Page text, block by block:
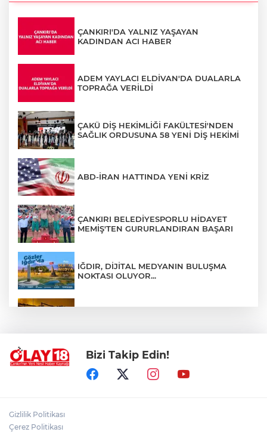
ÇANKIRI'DA YALNIZ YAŞAYAN
KADINDAN ACI HABER
ADEM YAYLACI ELDİVAN'DA DUALARLA
TOPRAĞA VERİLDİ
ÇAKÜ DİŞ HEKİMLİĞİ FAKÜLTESİ'NDEN
SAĞLIK ORDUSUNA 58 YENİ DİŞ HEKİMİ
ABD-İRAN HATTINDA YENİ KRİZ
ÇANKIRI BELEDİYESPORLU HİDAYET
MEMİŞ'TEN GURURLANDIRAN BAŞARI
IĞDIR, DİJİTAL MEDYANIN BULUŞMA
NOKTASI OLUYOR...
ÖZGÜR ÖZEL VE VELİ AĞBABA
HAKKINDA KRİTİK GELİŞME
Bizi Takip Edin!
Gizlilik Politikası
Çerez Politikası